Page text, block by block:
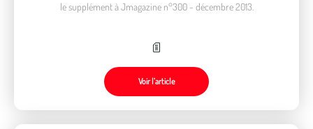
le supplément à Jmagazine n°300 - décembre 2013.
Voir l’article